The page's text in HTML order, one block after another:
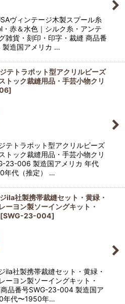
ヴィンテージ木製スプール糸
赤＆水色｜シルク糸・アンテ
雑貨・刻印・印字・裁縫 商品番
造国アメリカ …
テトラポット型アクリルビーズ
トック裁縫用品・手芸小物クリ
]
テトラポット型アクリルビーズ
トック裁縫用品・手芸小物クリ
23-006 製造国アメリカ 年代
年代（推定） …
ila社製携帯裁縫セット・黄緑・
ーヨン製ソーイングキット・
[SWG-23-004]
ila社製携帯裁縫セット・黄緑・
ーヨン製ソーイングキット・
品番号SWG-23-004 製造国ア
年代〜1950年…